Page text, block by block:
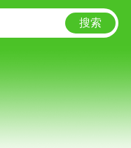
搜索